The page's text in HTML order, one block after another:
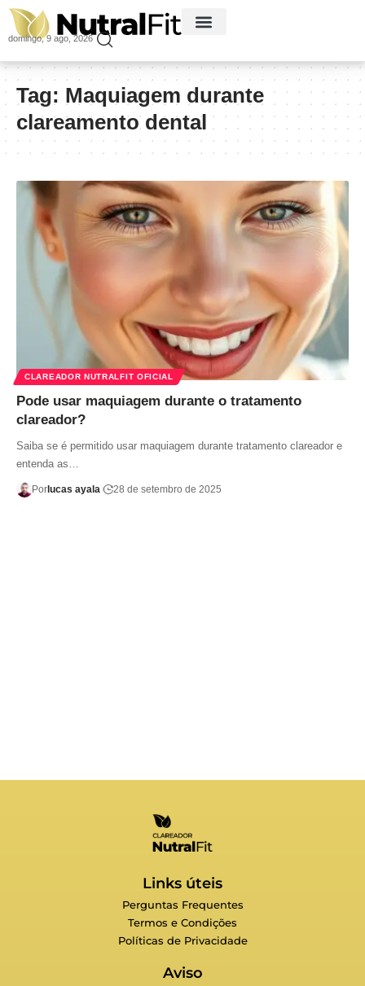
domingo, 9 ago, 2026
Tag: Maquiagem durante
clareamento dental
CLAREADOR NUTRALFIT OFICIAL
Pode usar maquiagem durante o tratamento
clareador?
Saiba se é permitido usar maquiagem durante tratamento clareador e
entenda as…
Porlucas ayala 28 de setembro de 2025
Links úteis
Perguntas Frequentes
Termos e Condições
Políticas de Privacidade
Aviso